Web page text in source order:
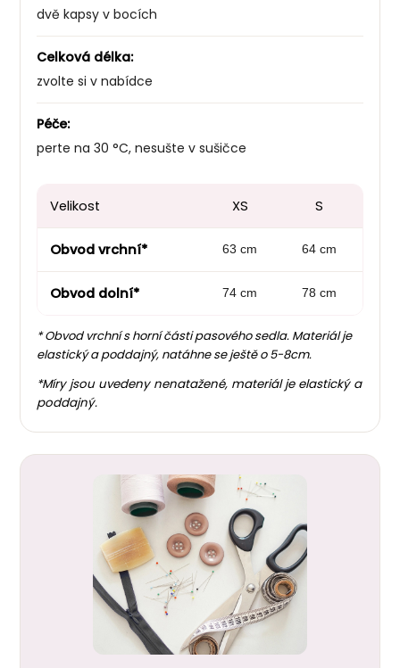
dvě kapsy v bocích
Celková délka:
zvolte si v nabídce
Péče:
perte na 30 °C, nesušte v sušičce
Velikost XS S
Obvod vrchní* 63 cm 64 cm
Obvod dolní* 74 cm 78 cm
* Obvod vrchní s horní části pasového sedla. Materiál je
elastický a poddajný, natáhne se ještě o 5-8cm.
*Míry jsou uvedeny nenatažené, materiál je elastický a
poddajný.